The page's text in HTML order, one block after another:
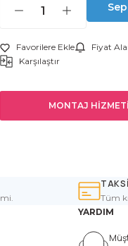
Fiyat
Karşılaştır
MONTAJ
Tüm
YARDIM